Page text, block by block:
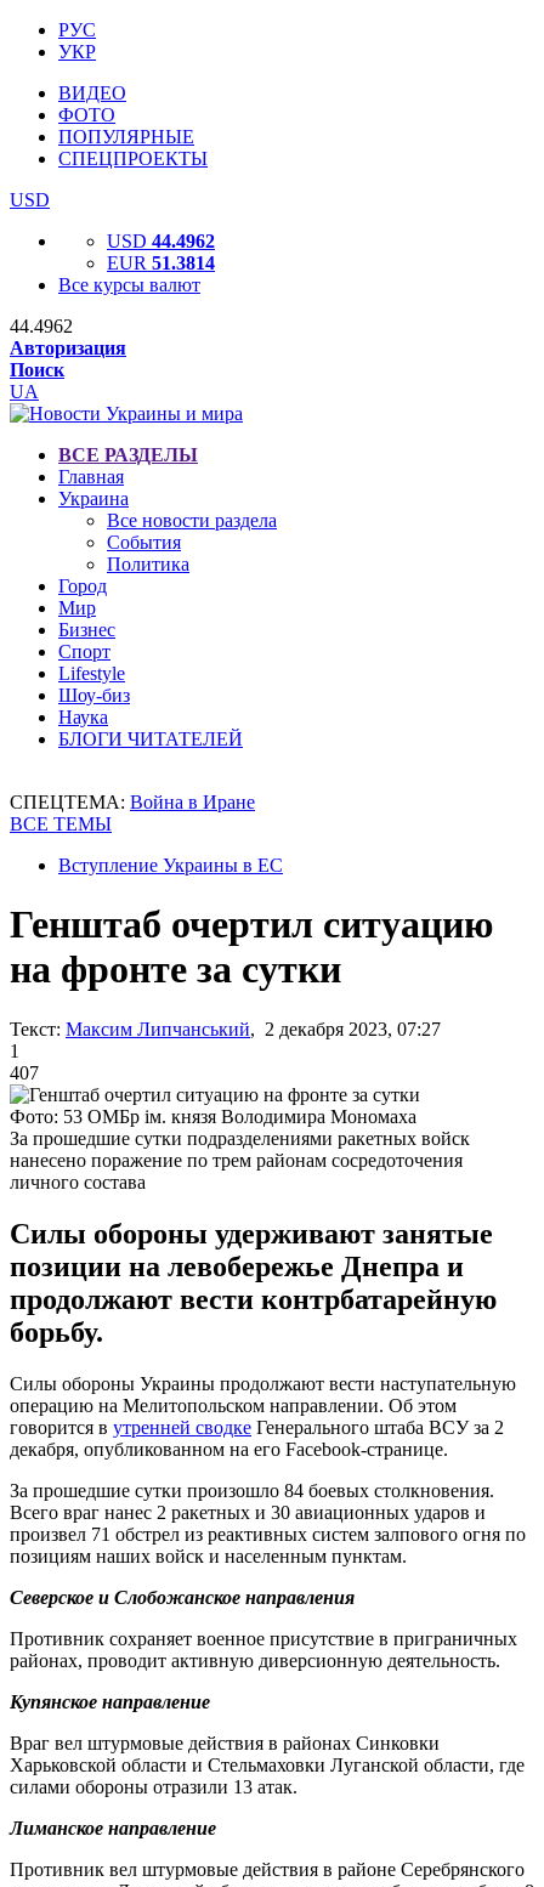
РУС
УКР
ВИДЕО
ФОТО
ПОПУЛЯРНЫЕ
СПЕЦПРОЕКТЫ
USD
USD 44.4962
EUR 51.3814
Все курсы валют
44.4962
Авторизация
Поиск
UA
ВСЕ РАЗДЕЛЫ
Главная
Украина
Все новости раздела
События
Политика
Город
Мир
Бизнес
Спорт
Lifestyle
Шоу-биз
Наука
БЛОГИ ЧИТАТЕЛЕЙ
СПЕЦТЕМА: Война в Иране
ВСЕ ТЕМЫ
Вступление Украины в ЕС
Генштаб очертил ситуацию
на фронте за сутки
Текст: Максим Липчанський, 2 декабря 2023, 07:27
1
407
Фото: 53 ОМБр ім. князя Володимира Мономаха
За прошедшие сутки подразделениями ракетных войск
нанесено поражение по трем районам сосредоточения
личного состава
Силы обороны удерживают занятые
позиции на левобережье Днепра и
продолжают вести контрбатарейную
борьбу.
Силы обороны Украины продолжают вести наступательную
операцию на Мелитопольском направлении. Об этом
говорится в утренней сводке Генерального штаба ВСУ за 2
декабря, опубликованном на его Facebook-странице.
За прошедшие сутки произошло 84 боевых столкновения.
Всего враг нанес 2 ракетных и 30 авиационных ударов и
произвел 71 обстрел из реактивных систем залпового огня по
позициям наших войск и населенным пунктам.
Северское и Слобожанское направления
Противник сохраняет военное присутствие в приграничных
районах, проводит активную диверсионную деятельность.
Купянское направление
Враг вел штурмовые действия в районах Синковки
Харьковской области и Стельмаховки Луганской области, где
силами обороны отразили 13 атак.
Лиманское направление
Противник вел штурмовые действия в районе Серебрянского